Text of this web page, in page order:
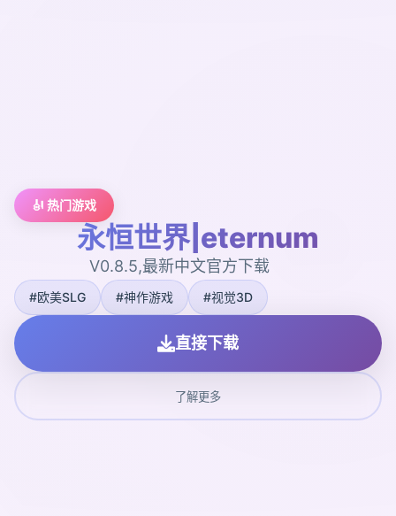
🎻 热门游戏
永恒世界|eternum
V0.8.5,最新中文官方下载
#欧美SLG #神作游戏 #视觉3D
直接下载
了解更多